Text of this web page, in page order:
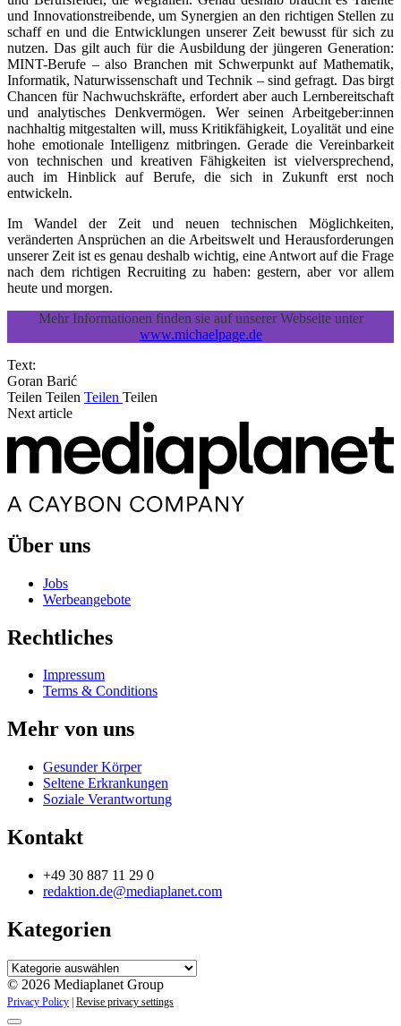
und Innovationstreibende, um Synergien an den richtigen Stellen zu
schaff en und die Entwicklungen unserer Zeit bewusst für sich zu
nutzen. Das gilt auch für die Ausbildung der jüngeren Generation:
MINT-Berufe – also Branchen mit Schwerpunkt auf Mathematik,
Informatik, Naturwissenschaft und Technik – sind gefragt. Das birgt
Chancen für Nachwuchskräfte, erfordert aber auch Lernbereitschaft
und analytisches Denkvermögen. Wer seinen Arbeitgeber:innen
nachhaltig mitgestalten will, muss Kritikfähigkeit, Loyalität und eine
hohe emotionale Intelligenz mitbringen. Gerade die Vereinbarkeit
von technischen und kreativen Fähigkeiten ist vielversprechend,
auch im Hinblick auf Berufe, die sich in Zukunft erst noch
entwickeln.
Im Wandel der Zeit und neuen technischen Möglichkeiten,
veränderten Ansprüchen an die Arbeitswelt und Herausforderungen
unserer Zeit ist es genau deshalb wichtig, eine Antwort auf die Frage
nach dem richtigen Recruiting zu haben: gestern, aber vor allem
heute und morgen.
Mehr Informationen finden sie auf unserer Webseite unter
www.michaelpage.de
Text:
Goran Barić
Teilen Teilen Teilen Teilen
Next article
Über uns
Jobs
Werbeangebote
Rechtliches
Impressum
Terms & Conditions
Mehr von uns
Gesunder Körper
Seltene Erkrankungen
Soziale Verantwortung
Kontakt
+49 30 887 11 29 0
redaktion.de@mediaplanet.com
Kategorien
Kategorien
© 2026 Mediaplanet Group
Privacy Policy Revise privacy settings